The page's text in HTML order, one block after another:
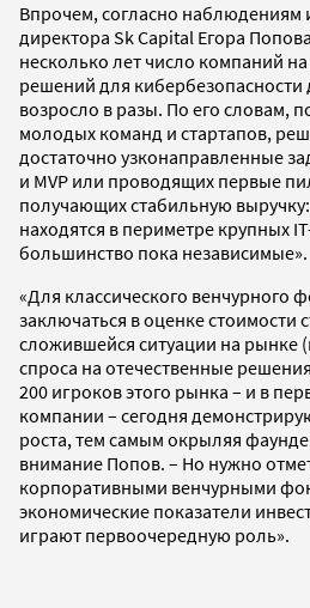
Впрочем, согласно наблюдениям
директора Sk Capital Егора
несколько лет число компаний
решений для кибербезопасности
возросло в разы. По его словам,
молодых команд и стартапов,
достаточно узконаправленные
и MVP или проводящих первые
получающих стабильную
находятся в периметре крупных
большинство пока независимые».
«Для классического венчурного
заключаться в оценке стоимости
сложившейся ситуации на рынке
спроса на отечественные
200 игроков этого рынка – и в
компании – сегодня
роста, тем самым окрыляя
внимание Попов. – Но нужно
корпоративными венчурными
экономические показатели
играют первоочередную роль».